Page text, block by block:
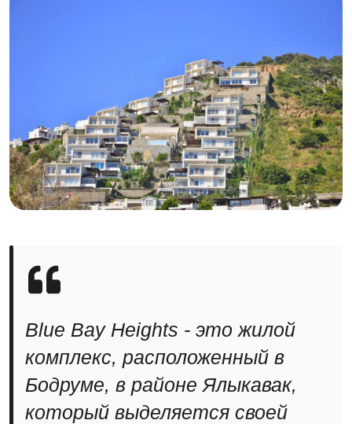
Blue Bay Heights - это жилой
комплекс, расположенный в
Бодруме, в районе Ялыкавак,
который выделяется своей